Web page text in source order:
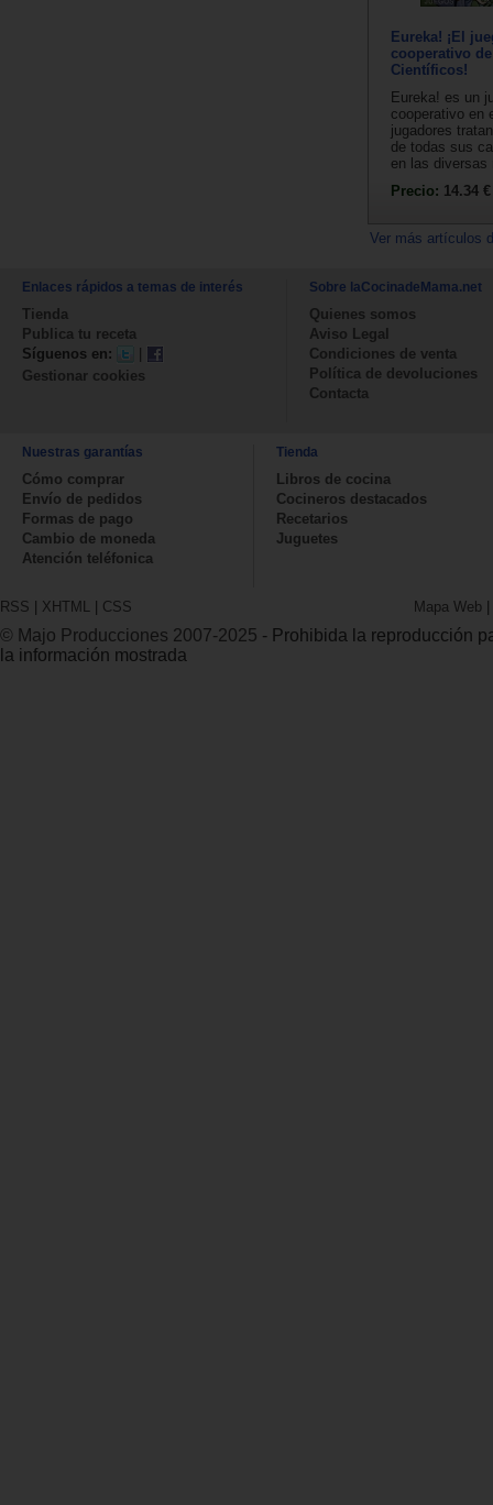
Eureka! ¡El
cooperativo
Científicos!
Eureka! es un
cooperativo en
jugadores
de todas sus
en las diversas
Precio: 14.34 €
Ver más artículos
Enlaces rápidos a temas de interés
Tienda
Publica tu receta
Síguenos en:
|
Gestionar cookies
Sobre laCocinadeMama.net
Quienes somos
Aviso Legal
Condiciones de venta
Política de devoluciones
Contacta
Nuestras garantías
Cómo comprar
Envío de pedidos
Formas de pago
Cambio de moneda
Atención teléfonica
Tienda
Libros de cocina
Cocineros destacados
Recetarios
Juguetes
RSS | XHTML | CSS Mapa Web |
© Majo Producciones 2007-2025 - Prohibida la reproducción
la información mostrada